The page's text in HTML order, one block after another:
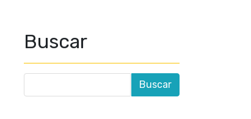
Buscar